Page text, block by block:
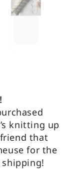
knitting up
that
for the